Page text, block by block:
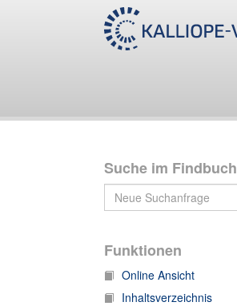
Suche im Findbuch
Funktionen
Online Ansicht
Inhaltsverzeichnis